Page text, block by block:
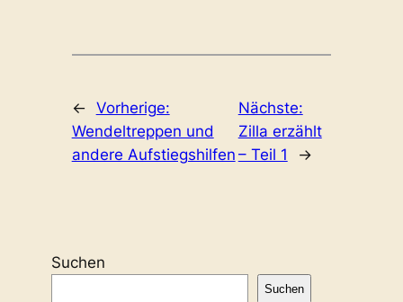
← Vorherige:
Wendeltreppen und
andere Aufstiegshilfen
Nächste:
Zilla erzählt
– Teil 1
→
Suchen
Suchen